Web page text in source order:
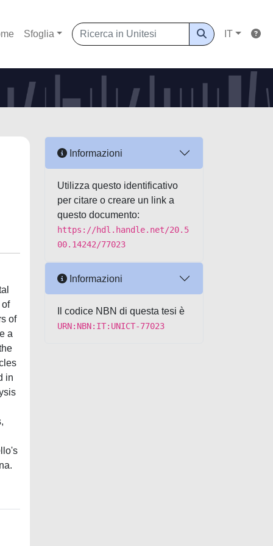
Sfoglia IT
of
a
in
Informazioni
Utilizza questo identificativo
per citare o creare un link a
questo documento:
https://hdl.handle.net/20.5
00.14242/77023
Informazioni
Il codice NBN di questa tesi è
URN:NBN:IT:UNICT-77023